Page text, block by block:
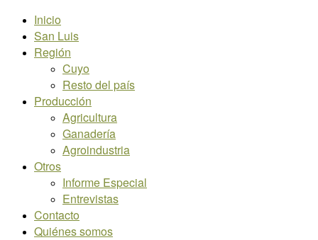
Inicio
San Luis
Región
Cuyo
Resto del país
Producción
Agricultura
Ganadería
Agroindustria
Otros
Informe Especial
Entrevistas
Contacto
Quiénes somos